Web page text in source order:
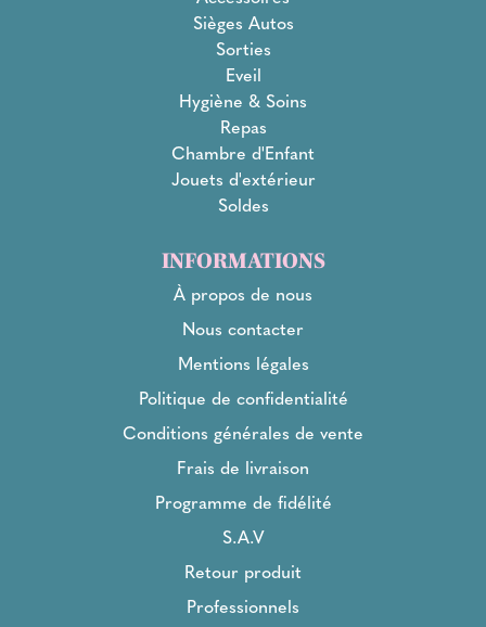
Sièges Autos
Sorties
Eveil
Hygiène & Soins
Repas
Chambre d'Enfant
Jouets d'extérieur
Soldes
INFORMATIONS
À propos de nous
Nous contacter
Mentions légales
Politique de confidentialité
Conditions générales de vente
Frais de livraison
Programme de fidélité
S.A.V
Retour produit
Professionnels